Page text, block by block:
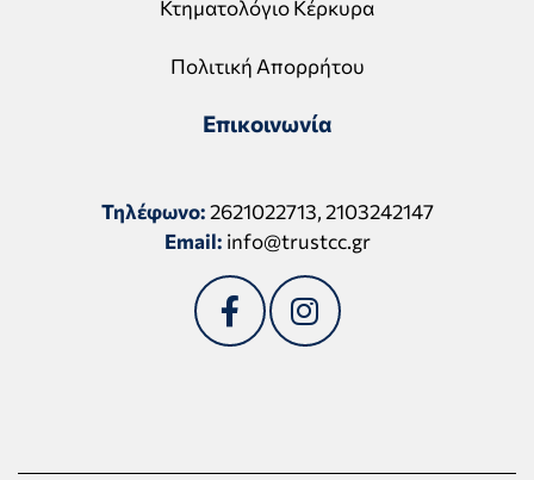
Κτηματολόγιο Κέρκυρα
Πολιτική Απορρήτου
Επικοινωνία
Τηλέφωνο:2621022713,2103242147
Email: info@trustcc.gr